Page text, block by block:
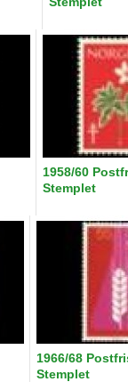
1958/60
Stemplet
1966/68
Stemplet